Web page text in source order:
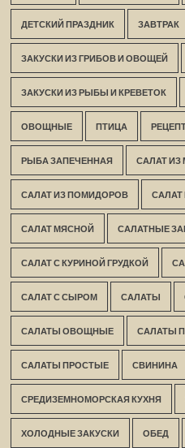
ДЕТСКИЙ ПРАЗДНИК ЗАВТРАК
ЗАКУСКИ ИЗ ГРИБОВ И ОВОЩЕЙ
ЗАКУСКИ ИЗ РЫБЫ И КРЕВЕТОК
ОВОЩНЫЕ ПТИЦА
РЫБА ЗАПЕЧЕННАЯ САЛАТ ИЗ
САЛАТ ИЗ ПОМИДОРОВ САЛАТ
САЛАТ МЯСНОЙ САЛАТНЫЕ
САЛАТ С КУРИНОЙ ГРУДКОЙ
САЛАТ С СЫРОМ САЛАТЫ
САЛАТЫ ОВОЩНЫЕ САЛАТЫ
САЛАТЫ ПРОСТЫЕ СВИНИНА
СРЕДИЗЕМНОМОРСКАЯ КУХНЯ
ХОЛОДНЫЕ ЗАКУСКИ ОБЕД